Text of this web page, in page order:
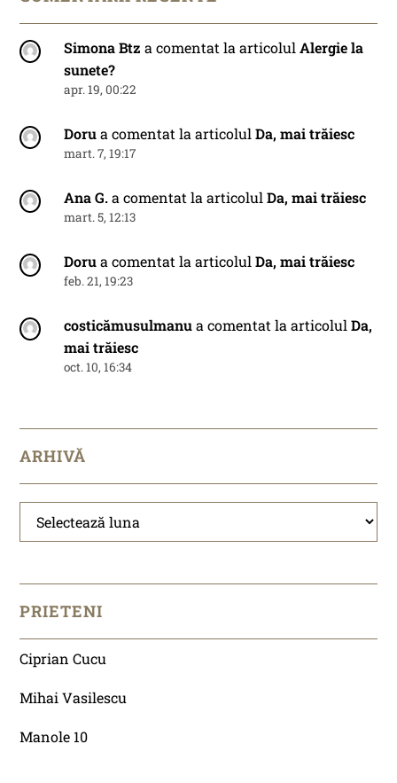
Simona Btz a comentat la articolulAlergie la
sunete?
apr. 19, 00:22
Dorua comentat la articolulDa, mai trăiesc
mart. 7, 19:17
Ana G.a comentat la articolulDa, mai trăiesc
mart. 5, 12:13
Dorua comentat la articolulDa, mai trăiesc
feb. 21, 19:23
costicămusulmanua comentat la articolulDa,
mai trăiesc
oct. 10, 16:34
ARHIVĂ
Arhivă
PRIETENI
Ciprian Cucu
Mihai Vasilescu
Manole 10